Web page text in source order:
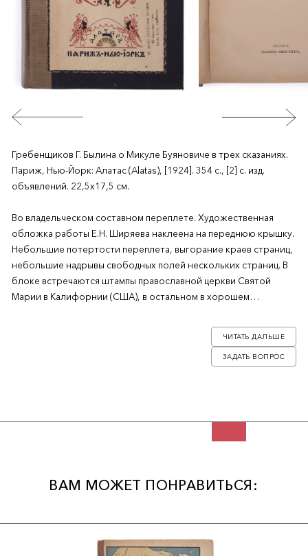
Гребенщиков Г. Былина о Микуле Буяновиче в трех сказаниях.
Париж, Нью-Йорк: Алатас (Alatas), [1924]. 354 с., [2] с. изд.
объявлений. 22,5х17,5 см.
Во владельческом составном переплете. Художественная
обложка работы Е.Н. Ширяева наклеена на переднюю крышку.
Небольшие потертости переплета, выгорание краев страниц,
небольшие надрывы свободных полей нескольких страниц. В
блоке встречаются штампы православной церкви Святой
Марии в Калифорнии (США), в остальном в хорошем
Париже открыл издательство «Алатас» с филиалами в Нью-
река… охватить художественное содержание «Былины» в
ЗАДАТЬ ВОПРОС
ЧИТАТЬ ДАЛЬШЕ
ВАМ МОЖЕТ ПОНРАВИТЬСЯ: